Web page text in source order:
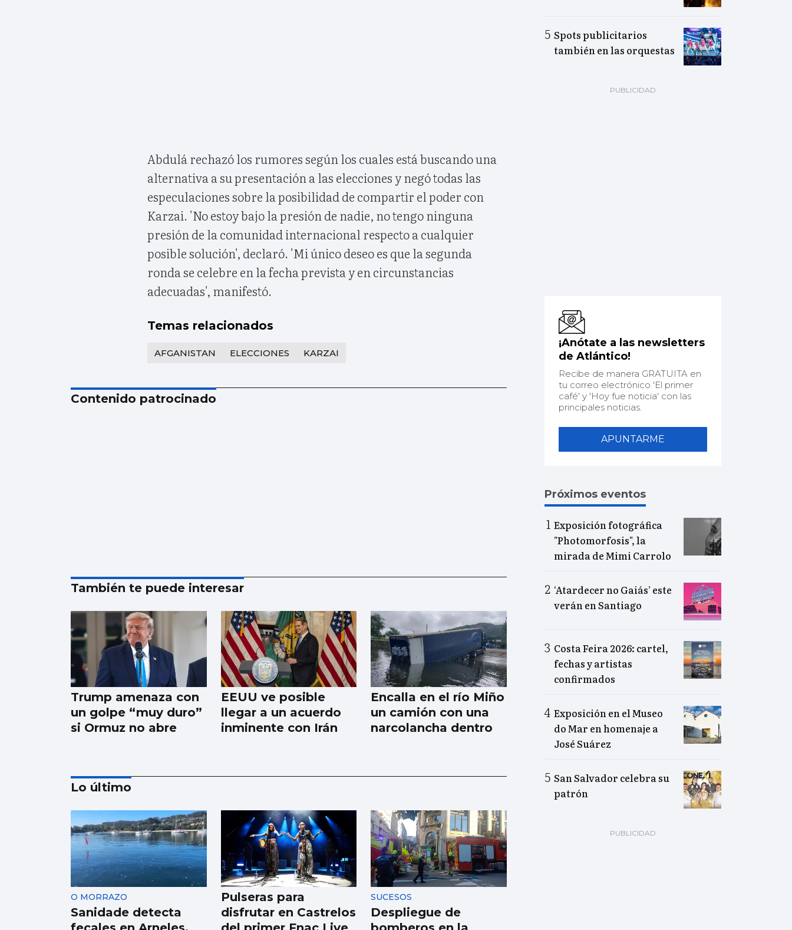
Abdulá rechazó los rumores según los cuales está buscando una
alternativa a su presentación a las elecciones y negó todas las
especulaciones sobre la posibilidad de compartir el poder con
Karzai. 'No estoy bajo la presión de nadie, no tengo ninguna
presión de la comunidad internacional respecto a cualquier
posible solución', declaró. 'Mi único deseo es que la segunda
ronda se celebre en la fecha prevista y en circunstancias
adecuadas', manifestó.
Temas relacionados
AFGANISTAN ELECCIONES KARZAI
Contenido patrocinado
También te puede interesar
Trump amenaza con
un golpe “muy duro”
si Ormuz no abre
EEUU ve posible
llegar a un acuerdo
inminente con Irán
Encalla en el río Miño
un camión con una
narcolancha dentro
Trump tacha de
hipócrita a Irán por
negar negociaciones
Lo último
O MORRAZO
Sanidade detecta
Pulseras para
disfrutar en Castrelos
SUCESOS
Despliegue de
Spots publicitarios
también en las orquestas
¡Anótate a las newsletters
de Atlántico!
Recibe de manera GRATUITA en
tu correo electrónico 'El primer
café' y 'Hoy fue noticia' con las
principales noticias.
APUNTARME
Próximos eventos
Exposición fotográfica
"Photomorfosis", la
mirada de Mimi Carrolo
‘Atardecer no Gaiás’ este
verán en Santiago
Costa Feira 2026: cartel,
fechas y artistas
confirmados
Exposición en el Museo
do Mar en homenaje a
José Suárez
San Salvador celebra su
patrón